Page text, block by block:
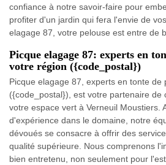
confiance à notre savoir-faire pour
profiter d'un jardin qui fera l'envie de
elagage 87, votre pelouse est entre de
Picque elagage 87: experts en
votre région ({code_postal})
Picque elagage 87, experts en tonte de
({code_postal}), est votre partenaire de
votre espace vert à Verneuil Moustiers.
d'expérience dans le domaine, notre
dévoués se consacre à offrir des
qualité supérieure. Nous comprenons
bien entretenu, non seulement pour